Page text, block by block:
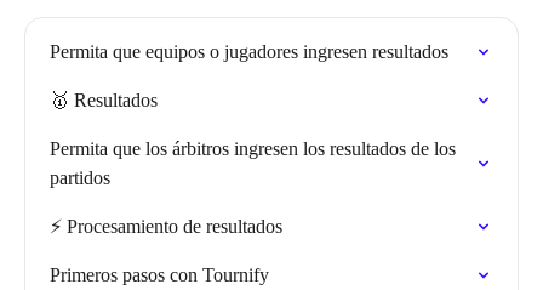
Permita que equipos o jugadores ingresen resultados
🥇 Resultados
Permita que los árbitros ingresen los resultados de los
partidos
⚡️ Procesamiento de resultados
Primeros pasos con Tournify